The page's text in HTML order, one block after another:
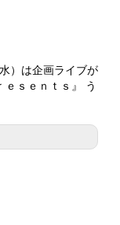
）は企画ライブが
ｓｅｎｔｓ』 う